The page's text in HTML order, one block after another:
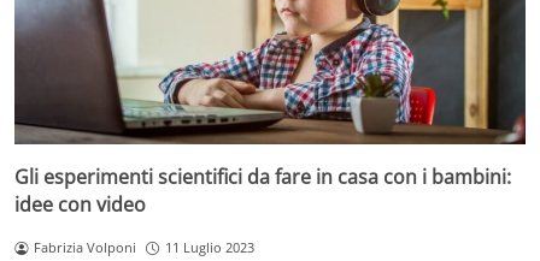
Gli esperimenti scientifici da fare in casa con i bambini:
idee con video
Fabrizia Volponi 11 Luglio 2023